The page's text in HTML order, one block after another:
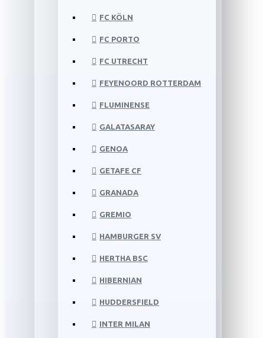
FC KÖLN
FC PORTO
FC UTRECHT
FEYENOORD ROTTERDAM
FLUMINENSE
GALATASARAY
GENOA
GETAFE CF
GRANADA
GREMIO
HAMBURGER SV
HERTHA BSC
HIBERNIAN
HUDDERSFIELD
INTER MILAN